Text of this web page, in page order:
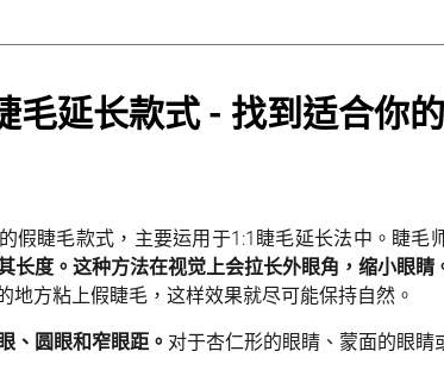
毛延长款式 - 找到适合你
假睫毛款式，主要运用于1:1睫毛延长法中。睫毛
长度。这种方法在视觉上会拉长外眼角，缩小眼睛
地方粘上假睫毛，这样效果就尽可能保持自然。
、圆眼和窄眼距。 对于杏仁形的眼睛、蒙面的眼